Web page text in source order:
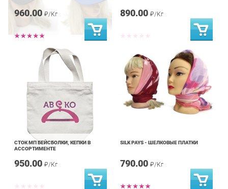
960.00 ₽/Кг 890.00 ₽/Кг
СТОК МП БЕЙСБОЛКИ, КЕПКИ В
АССОРТИМЕНТЕ
950.00 ₽/Кг
SILK PAYS - ШЕЛКОВЫЕ ПЛАТКИ
790.00 ₽/Кг